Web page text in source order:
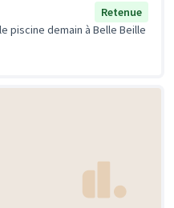
Retenue
piscine demain à Belle Beille